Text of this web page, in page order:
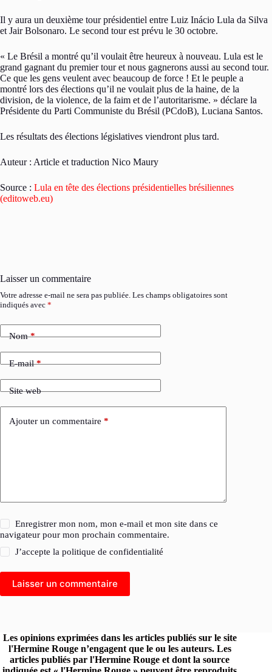
Il y aura un deuxième tour présidentiel entre Luiz Inácio Lula da Silva
et Jair Bolsonaro. Le second tour est prévu le 30 octobre.
« Le Brésil a montré qu’il voulait être heureux à nouveau. Lula est le
grand gagnant du premier tour et nous gagnerons aussi au second tour.
Ce que les gens veulent avec beaucoup de force ! Et le peuple a
montré lors des élections qu’il ne voulait plus de la haine, de la
division, de la violence, de la faim et de l’autoritarisme. » déclare la
Présidente du Parti Communiste du Brésil (PCdoB), Luciana Santos.
Les résultats des élections législatives viendront plus tard.
Auteur : Article et traduction Nico Maury
Source : Lula en tête des élections présidentielles brésiliennes
(editoweb.eu)
Laisser un commentaire
Votre adresse e-mail ne sera pas publiée. Les champs obligatoires sont
indiqués avec *
Nom*
E-mail*
Site web
Ajouter un commentaire *
Enregistrer mon nom, mon e-mail et mon site dans ce
navigateur pour mon prochain commentaire.
J’accepte lapolitique de confidentialité
Laisser un commentaire
Les opinions exprimées dans les articles publiés sur le site
l'Hermine Rouge n’engagent que le ou les auteurs. Les
articles publiés par l'Hermine Rouge et dont la source